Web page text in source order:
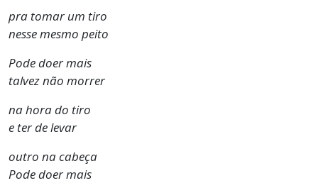
pra tomar um tiro
nesse mesmo peito
Pode doer mais
talvez não morrer
na hora do tiro
e ter de levar
outro na cabeça
Pode doer mais